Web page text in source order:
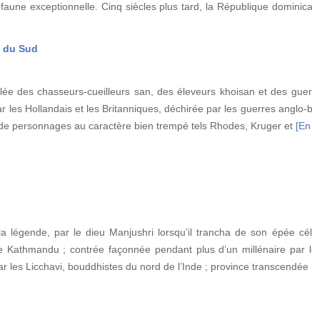
exceptionnelle. Cinq siècles plus tard, la République
Sud
des chasseurs-cueilleurs san, des éleveurs khoisan et des
les Hollandais et les Britanniques, déchirée par les guerres anglo-
personnages au caractère bien trempé tels Rhodes, Kruger et
légende, par le dieu Manjushri lorsqu’il trancha de son épée
; contrée façonnée pendant plus d’un millénaire par
les Licchavi, bouddhistes du nord de l’Inde ; province transcendée